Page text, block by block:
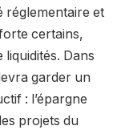
réglementaire et
certains,
liquidités. Dans
garder un
: l’épargne
projets du